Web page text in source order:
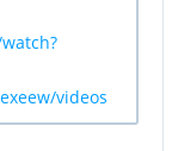
videos